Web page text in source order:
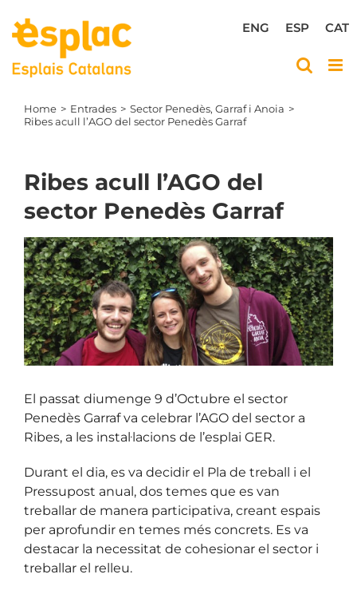
content
CAT
ESP
ENG
Home Entrades
Sector Penedès, Garraf i Anoia
Ribes acull l’AGO del sector Penedès Garraf
Ribes acull l’AGO del
sector Penedès Garraf
View
Larger
Image
El passat diumenge 9 d’Octubre el sector
Penedès Garraf va celebrar l’AGO del sector a
Ribes, a les instal·lacions de l’esplai GER.
Durant el dia, es va decidir el Pla de treball i el
Pressupost anual, dos temes que es van
treballar de manera participativa, creant espais
per aprofundir en temes més concrets. Es va
destacar la necessitat de cohesionar el sector i
treballar el relleu.